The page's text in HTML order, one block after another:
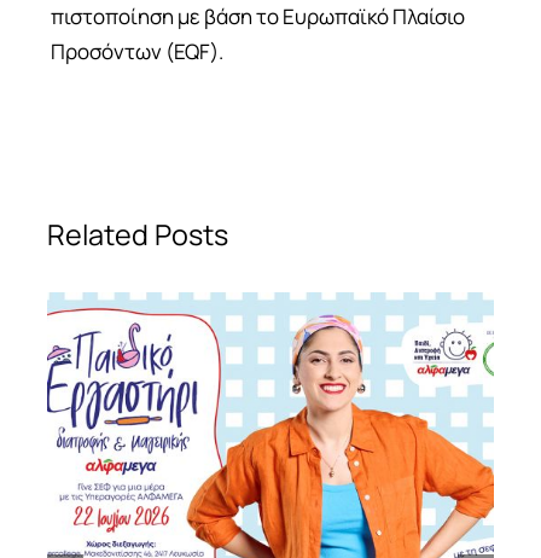
πιστοποίηση με βάση το Ευρωπαϊκό Πλαίσιο
Προσόντων (EQF).
Related Posts